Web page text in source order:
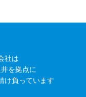
社は
を拠点に
け負っています